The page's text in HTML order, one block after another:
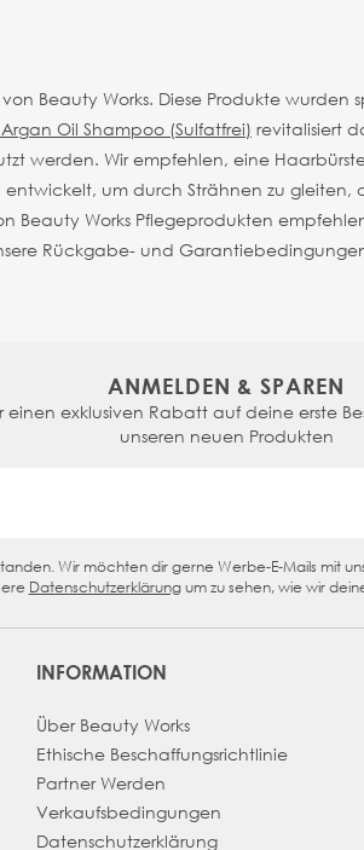
Beauty Works. Diese Produkte
Oil Shampoo (Sulfatfrei) revitalisiert
werden. Wir empfehlen, eine
entwickelt, um durch Strähnen zu
Beauty Works Pflegeprodukten
Rückgabe- und
ANMELDEN & SPAREN
exklusiven Rabatt auf deine erste
unseren neuen Produkten
Wir möchten dir gerne Werbe-E-Mails mit
Datenschutzerklärungum zu sehen, wie wir
INFORMATION
Über Beauty Works
Ethische Beschaffungsrichtlinie
Partner Werden
Verkaufsbedingungen
Datenschutzerklärung